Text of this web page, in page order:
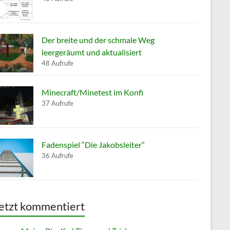
Der breite und der schmale Weg
leergeräumt und aktualisiert
48 Aufrufe
Minecraft/Minetest im Konfi
37 Aufrufe
Fadenspiel “Die Jakobsleiter”
36 Aufrufe
kommentiert